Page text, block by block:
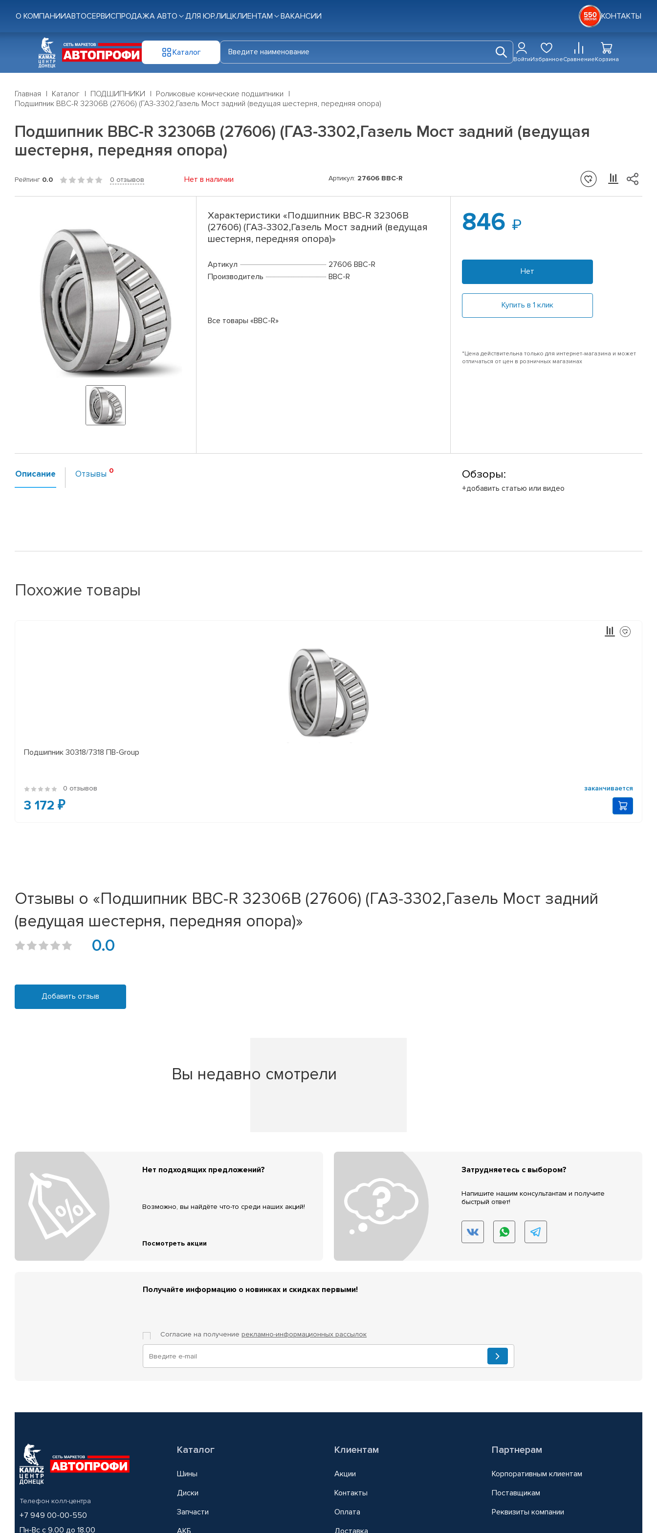
О КОМПАНИИАВТОСЕРВИСПРОДАЖА АВТО ДЛЯ ЮР.ЛИЦКЛИЕНТАМ ВАКАНСИИ КОНТАКТЫ
Каталог
ВойтиИзбранноеСравнениеКорзина
Главная Каталог ПОДШИПНИКИ
Роликовые конические подшипники
Подшипник BBC-R 32306B (27606) (ГАЗ-3302,Газель Мост задний (ведущая шестерня, передняя опора)
Подшипник BBC-R 32306B (27606) (ГАЗ-3302,Газель Мост задний (ведущая
шестерня, передняя опора)
Рейтинг 0.0 0 отзывов Нет в наличии Артикул: 27606 BBC-R
Характеристики «Подшипник BBC-R 32306B
(27606) (ГАЗ-3302,Газель Мост задний (ведущая
шестерня, передняя опора)»
Артикул
27606 BBC-R
Производитель
BBC-R
Все товары «BBC-R»
846
Нет
Купить в 1 клик
*Цена действительна только для интернет-магазина и может
отличаться от цен в розничных магазинах
Описание Отзывы Обзоры:
+добавить статью или видео
Похожие товары
Подшипник 30318/7318 ПВ-Group
0 отзывов заканчивается
3 172 ₽
Отзывы о «Подшипник BBC-R 32306B (27606) (ГАЗ-3302,Газель Мост задний
(ведущая шестерня, передняя опора)»
0.0
Добавить отзыв
Вы недавно смотрели
Нет подходящих предложений?
Возможно, вы найдёте что-то среди наших акций!
Посмотреть акции
Затрудняетесь с выбором?
Напишите нашим консультантам и получите
быстрый ответ!
Получайте информацию о новинках и скидках первыми!
Согласие на получение рекламно-информационных рассылок
Телефон колл-центра
+7 949 00-00-550
Пн-Вс с 9.00 до 18.00
Каталог
Шины
Диски
Запчасти
АКБ
Клиентам
Акции
Контакты
Оплата
Доставка
Партнерам
Корпоративным клиентам
Поставщикам
Реквизиты компании